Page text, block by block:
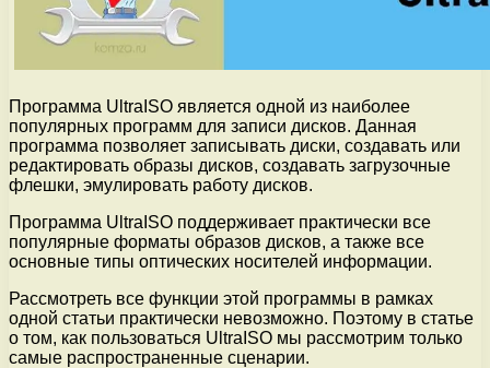
Программа UltraISO является одной из наиболее
популярных программ для записи дисков. Данная
программа позволяет записывать диски, создавать или
редактировать образы дисков, создавать загрузочные
флешки, эмулировать работу дисков.
Программа UltraISO поддерживает практически все
популярные форматы образов дисков, а также все
основные типы оптических носителей информации.
Рассмотреть все функции этой программы в рамках
одной статьи практически невозможно. Поэтому в статье
о том, как пользоваться UltraISO мы рассмотрим только
самые распространенные сценарии.